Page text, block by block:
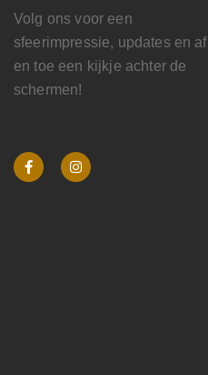
Volg ons voor een
sfeerimpressie, updates en af
en toe een kijkje achter de
schermen!